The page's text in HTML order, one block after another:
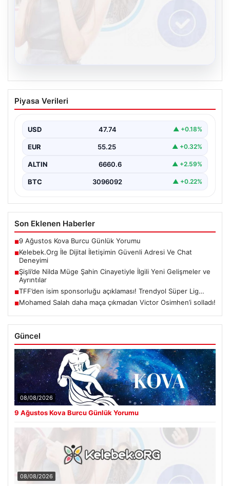
Kelebek.Org İle Dijital İletişimin Güvenli
Adresi Ve Chat Deneyimi
sağlaması büyük bir önem barındırmaktadır.
Günümüzde birçok…
Piyasa Verileri
USD 47.74 ▲ +0.18%
EUR 55.25 ▲ +0.32%
ALTIN 6660.6 ▲ +2.59%
BTC 3096092 ▲ +0.22%
Son Eklenen Haberler
■9 Ağustos Kova Burcu Günlük Yorumu
■Kelebek.Org İle Dijital İletişimin Güvenli Adresi Ve Chat
Deneyimi
■Şişli’de Nilda Müge Şahin Cinayetiyle İlgili Yeni Gelişmeler ve
Ayrıntılar
■TFF’den isim sponsorluğu açıklaması! Trendyol Süper Lig…
■Mohamed Salah daha maça çıkmadan Victor Osimhen’i solladı!
Güncel
08/08/2026
9 Ağustos Kova Burcu Günlük Yorumu
08/08/2026